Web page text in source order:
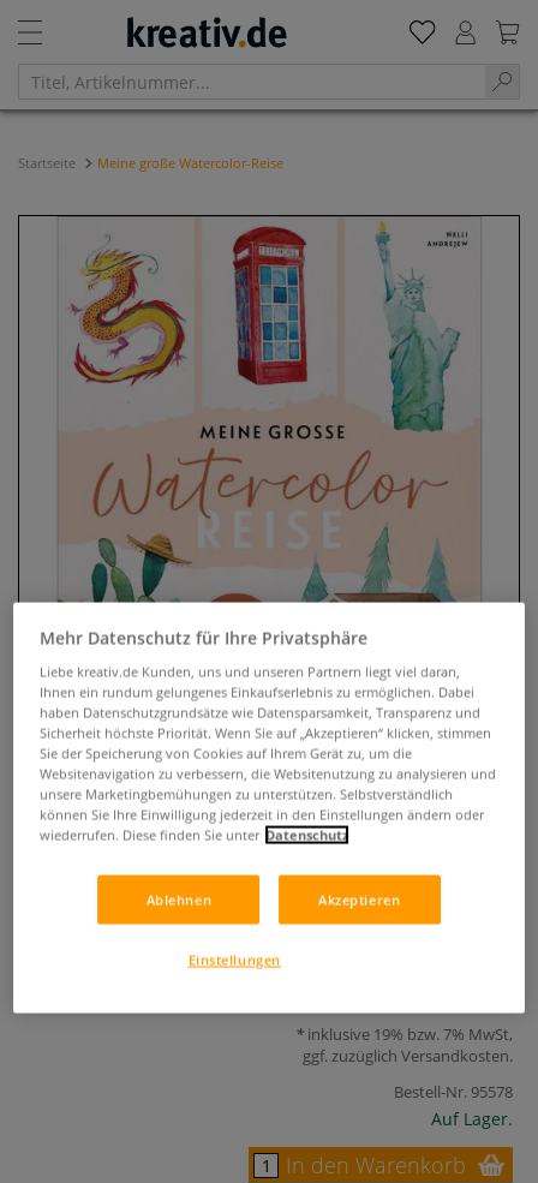
Startseite Meine große Watercolor-Reise
Meine große Watercolor-Reise
Entdecken Sie die Welt des Aquarellmalens – Mit 20 Schritt-
für-Schritt-Motiven und allen Grundlagen
Mehr
inklusive 19% bzw. 7% MwSt,
ggf. zuzüglich Versandkosten.
Bestell-Nr. 95578
Auf Lager.
In den Warenkorb
Mehr Datenschutz für Ihre Privatsphäre
Liebe kreativ.de Kunden, uns und unseren Partnern liegt viel daran,
Ihnen ein rundum gelungenes Einkaufserlebnis zu ermöglichen. Dabei
haben Datenschutzgrundsätze wie Datensparsamkeit, Transparenz und
Sicherheit höchste Priorität. Wenn Sie auf „Akzeptieren“ klicken, stimmen
Sie der Speicherung von Cookies auf Ihrem Gerät zu, um die
Websitenavigation zu verbessern, die Websitenutzung zu analysieren und
unsere Marketingbemühungen zu unterstützen. Selbstverständlich
können Sie Ihre Einwilligung jederzeit in den Einstellungen ändern oder
wiederrufen. Diese finden Sie unter Datenschutz
Ablehnen Akzeptieren
Einstellungen